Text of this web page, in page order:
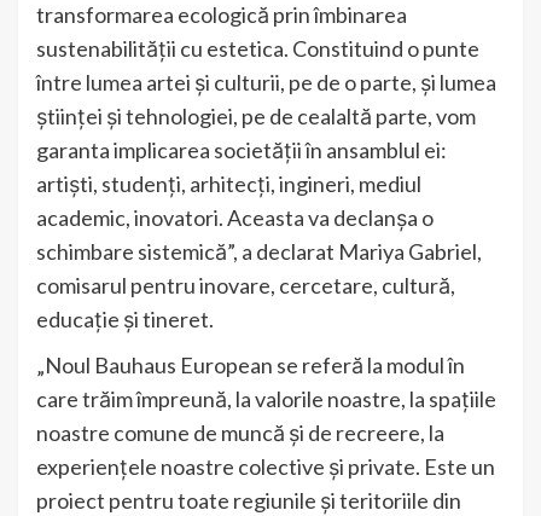
transformarea ecologică prin îmbinarea
sustenabilității cu estetica. Constituind o punte
între lumea artei și culturii, pe de o parte, și lumea
științei și tehnologiei, pe de cealaltă parte, vom
garanta implicarea societății în ansamblul ei:
artiști, studenți, arhitecți, ingineri, mediul
academic, inovatori. Aceasta va declanșa o
schimbare sistemică”, a declarat Mariya Gabriel,
comisarul pentru inovare, cercetare, cultură,
educație și tineret.
„Noul Bauhaus European se referă la modul în
care trăim împreună, la valorile noastre, la spațiile
noastre comune de muncă și de recreere, la
experiențele noastre colective și private. Este un
proiect pentru toate regiunile și teritoriile din